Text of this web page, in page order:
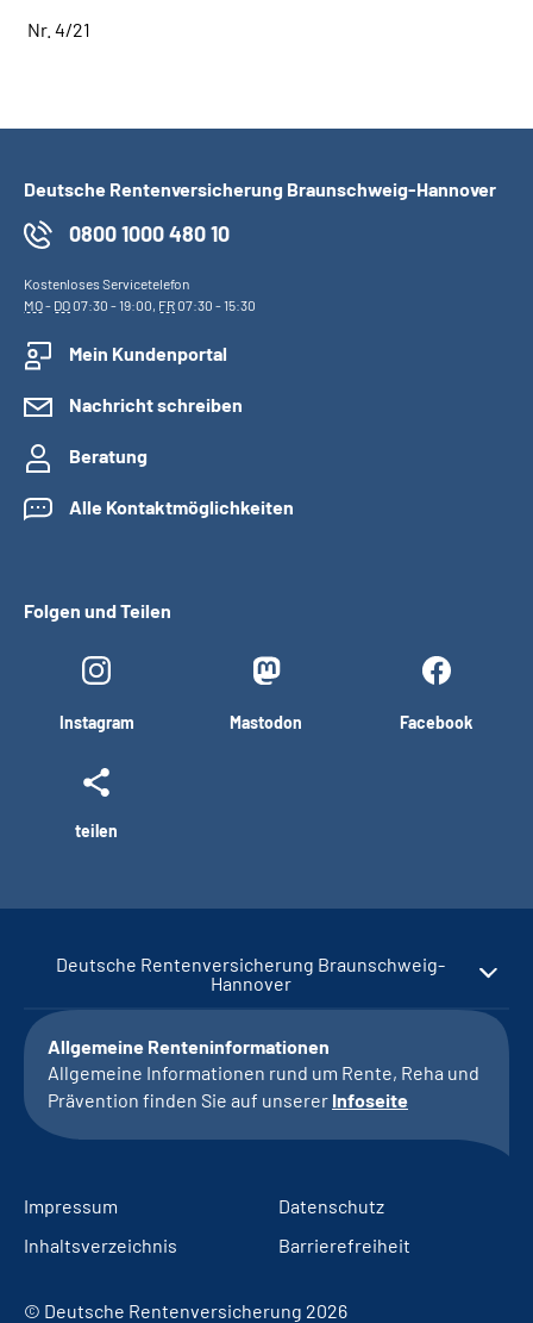
Nr. 4/21
Deutsche Rentenversicherung Braunschweig-Hannover
0800 1000 480 10
Kostenloses Servicetelefon
MO- DO07:30 - 19:00, FR07:30 - 15:30
Mein Kundenportal
Nachricht schreiben
Beratung
Alle Kontaktmöglichkeiten
Folgen und Teilen
Instagram Mastodon Facebook
teilen
Deutsche Rentenversicherung Braunschweig-
Hannover
Allgemeine Renteninformationen
Allgemeine Informationen rund um Rente, Reha und
Prävention finden Sie auf unserer Infoseite
Impressum
Datenschutz
Inhaltsverzeichnis
Barrierefreiheit
© Deutsche Rentenversicherung 2026